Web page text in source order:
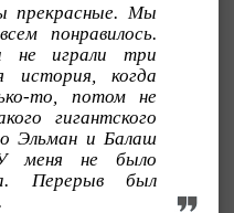
прекрасные. Мы
понравилось.
не играли три
история, когда
то, потом не
гигантского
Эльман и Балаш
меня не было
Перерыв был